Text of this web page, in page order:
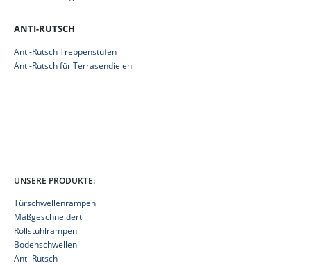
ANTI-RUTSCH
Anti-Rutsch Treppenstufen
Anti-Rutsch für Terrasendielen
UNSERE PRODUKTE:
Türschwellenrampen
Maßgeschneidert
Rollstuhlrampen
Bodenschwellen
Anti-Rutsch